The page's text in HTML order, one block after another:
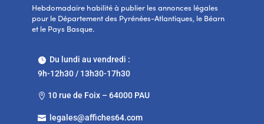
Hebdomadaire habilité à publier les annonces légales
pour le Département des Pyrénées-Atlantiques, le Béarn
et le Pays Basque.
Du lundi au vendredi :
9h-12h30 / 13h30-17h30
 10 rue de Foix – 64000 PAU
 legales@affiches64.com